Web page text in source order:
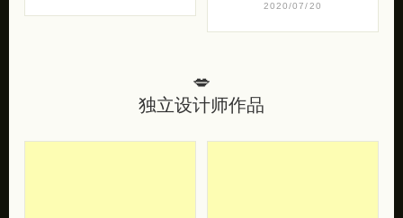
2020/07/20
💋
独立设计师作品